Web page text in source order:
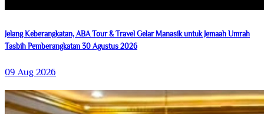
Jelang Keberangkatan, ABA Tour & Travel Gelar Manasik untuk Jemaah Umrah
Tasbih Pemberangkatan 30 Agustus 2026
09 Aug 2026